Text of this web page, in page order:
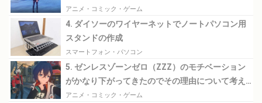
アニメ・コミック・ゲーム
4. ダイソーのワイヤーネットでノートパソコン用
スタンドの作成
スマートフォン・パソコン
5. ゼンレスゾーンゼロ（ZZZ）のモチベーション
がかなり下がってきたのでその理由について考え
てみる
アニメ・コミック・ゲーム